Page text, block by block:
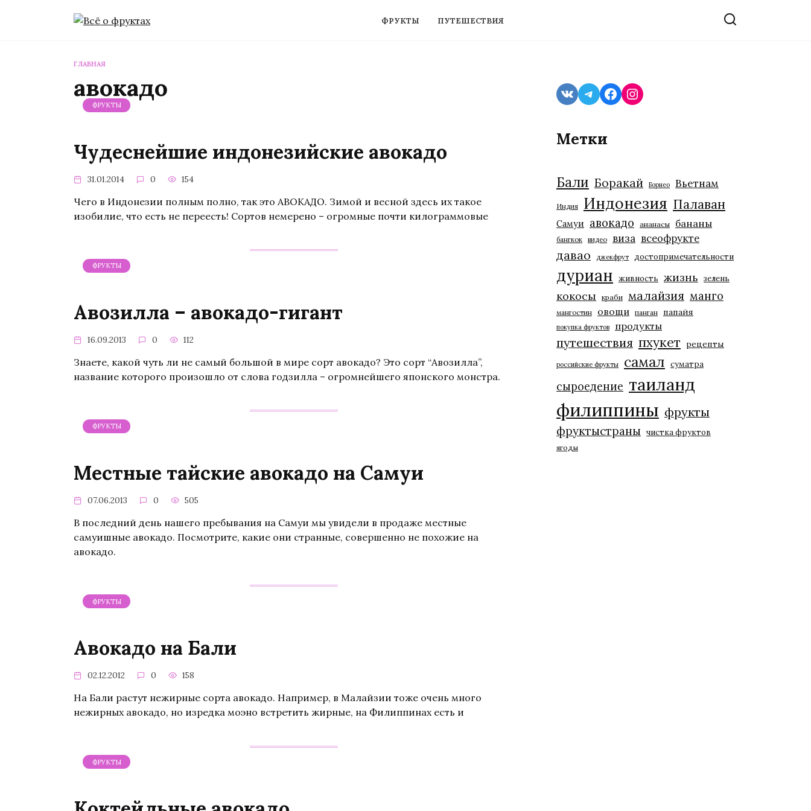
ФРУКТЫ ПУТЕШЕСТВИЯ
ГЛАВНАЯ
авокадо
ФРУКТЫ
Чудеснейшие индонезийские авокадо
31.01.2014 0 154
Чего в Индонезии полным полно, так это АВОКАДО. Зимой и весной здесь их такое
изобилие, что есть не переесть! Сортов немерено – огромные почти килограммовые
ФРУКТЫ
Авозилла – авокадо-гигант
16.09.2013 0 112
Знаете, какой чуть ли не самый большой в мире сорт авокадо? Это сорт “Авозилла”,
название которого произошло от слова годзилла – огромнейшего японского монстра.
ФРУКТЫ
Местные тайские авокадо на Самуи
07.06.2013 0 505
В последний день нашего пребывания на Самуи мы увидели в продаже местные
самуишные авокадо. Посмотрите, какие они странные, совершенно не похожие на
авокадо.
ФРУКТЫ
Авокадо на Бали
02.12.2012 0 158
На Бали растут нежирные сорта авокадо. Например, в Малайзии тоже очень много
нежирных авокадо, но изредка моэно встретить жирные, на Филиппинах есть и
ФРУКТЫ
VKTelegram
Facebook
Instagram
Метки
Бали Боракай Борнео Вьетнам
Индия Индонезия Палаван
Самуи авокадо ананасы бананы
бангкок видео виза всеофрукте
давао джекфрут достопримечательности
дуриан живность жизнь зелень
кокосы краби малайзия манго
мангостин овощи панган папайя
покупка фруктов продукты
путешествия пхукет рецепты
российские фрукты самал суматра
сыроедение таиланд
филиппины фрукты
фруктыстраны чистка фруктов
ягоды